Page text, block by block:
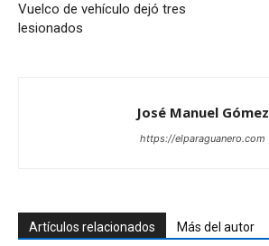
Vuelco de vehículo dejó tres
lesionados
José Manuel Gómez
https://elparaguanero.com
Artículos relacionados Más del autor